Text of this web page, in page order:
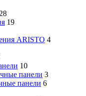
28
19
ARISTO 4
10
панели 3
панели 6